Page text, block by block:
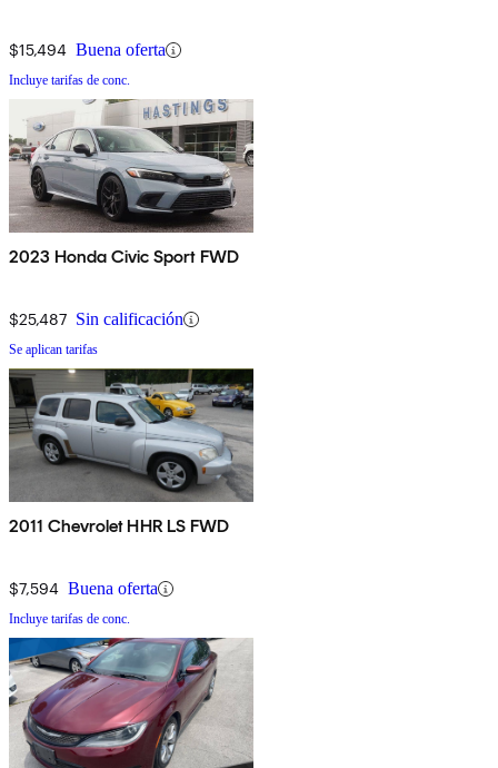
$15,494 Buena oferta
Incluye tarifas de conc.
2023 Honda Civic Sport FWD
$25,487 Sin calificación
Se aplican tarifas
2011 Chevrolet HHR LS FWD
$7,594 Buena oferta
Incluye tarifas de conc.